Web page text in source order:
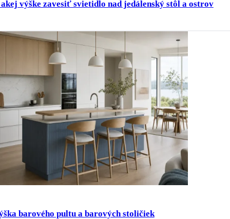
výške zavesiť svietidlo nad jedálenský stôl a ostrov
barového pultu a barových stoličiek